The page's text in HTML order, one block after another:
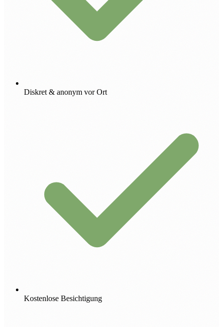
Diskret & anonym vor Ort
Kostenlose Besichtigung